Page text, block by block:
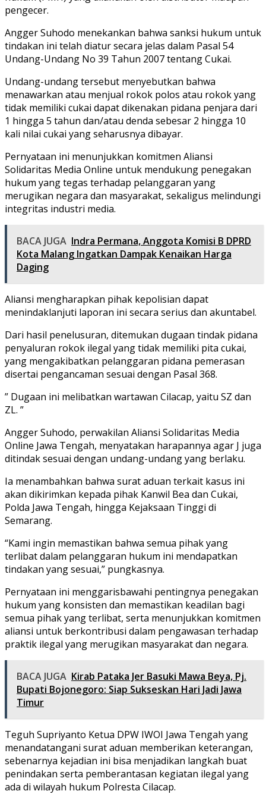
pengecer.
Angger Suhodo menekankan bahwa sanksi hukum untuk
tindakan ini telah diatur secara jelas dalam Pasal 54
Undang-Undang No 39 Tahun 2007 tentang Cukai.
Undang-undang tersebut menyebutkan bahwa
menawarkan atau menjual rokok polos atau rokok yang
tidak memiliki cukai dapat dikenakan pidana penjara dari
1 hingga 5 tahun dan/atau denda sebesar 2 hingga 10
kali nilai cukai yang seharusnya dibayar.
Pernyataan ini menunjukkan komitmen Aliansi
Solidaritas Media Online untuk mendukung penegakan
hukum yang tegas terhadap pelanggaran yang
merugikan negara dan masyarakat, sekaligus melindungi
integritas industri media.
BACA JUGA Indra Permana, Anggota Komisi B DPRD
Kota Malang Ingatkan Dampak Kenaikan Harga
Daging
Aliansi mengharapkan pihak kepolisian dapat
menindaklanjuti laporan ini secara serius dan akuntabel.
Dari hasil penelusuran, ditemukan dugaan tindak pidana
penyaluran rokok ilegal yang tidak memiliki pita cukai,
yang mengakibatkan pelanggaran pidana pemerasan
disertai pengancaman sesuai dengan Pasal 368.
” Dugaan ini melibatkan wartawan Cilacap, yaitu SZ dan
ZL. ”
Angger Suhodo, perwakilan Aliansi Solidaritas Media
Online Jawa Tengah, menyatakan harapannya agar J juga
ditindak sesuai dengan undang-undang yang berlaku.
Ia menambahkan bahwa surat aduan terkait kasus ini
akan dikirimkan kepada pihak Kanwil Bea dan Cukai,
Polda Jawa Tengah, hingga Kejaksaan Tinggi di
Semarang.
“Kami ingin memastikan bahwa semua pihak yang
terlibat dalam pelanggaran hukum ini mendapatkan
tindakan yang sesuai,” pungkasnya.
Pernyataan ini menggarisbawahi pentingnya penegakan
hukum yang konsisten dan memastikan keadilan bagi
semua pihak yang terlibat, serta menunjukkan komitmen
aliansi untuk berkontribusi dalam pengawasan terhadap
praktik ilegal yang merugikan masyarakat dan negara.
BACA JUGA Kirab Pataka Jer Basuki Mawa Beya, Pj.
Bupati Bojonegoro: Siap Sukseskan Hari Jadi Jawa
Timur
Teguh Supriyanto Ketua DPW IWOI Jawa Tengah yang
menandatangani surat aduan memberikan keterangan,
sebenarnya kejadian ini bisa menjadikan langkah buat
penindakan serta pemberantasan kegiatan ilegal yang
ada di wilayah hukum Polresta Cilacap.